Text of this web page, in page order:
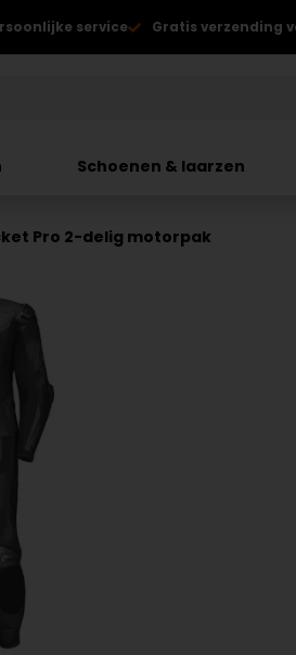
service Gratis verzending
Schoenen & laarzen
Pro 2-delig motorpak